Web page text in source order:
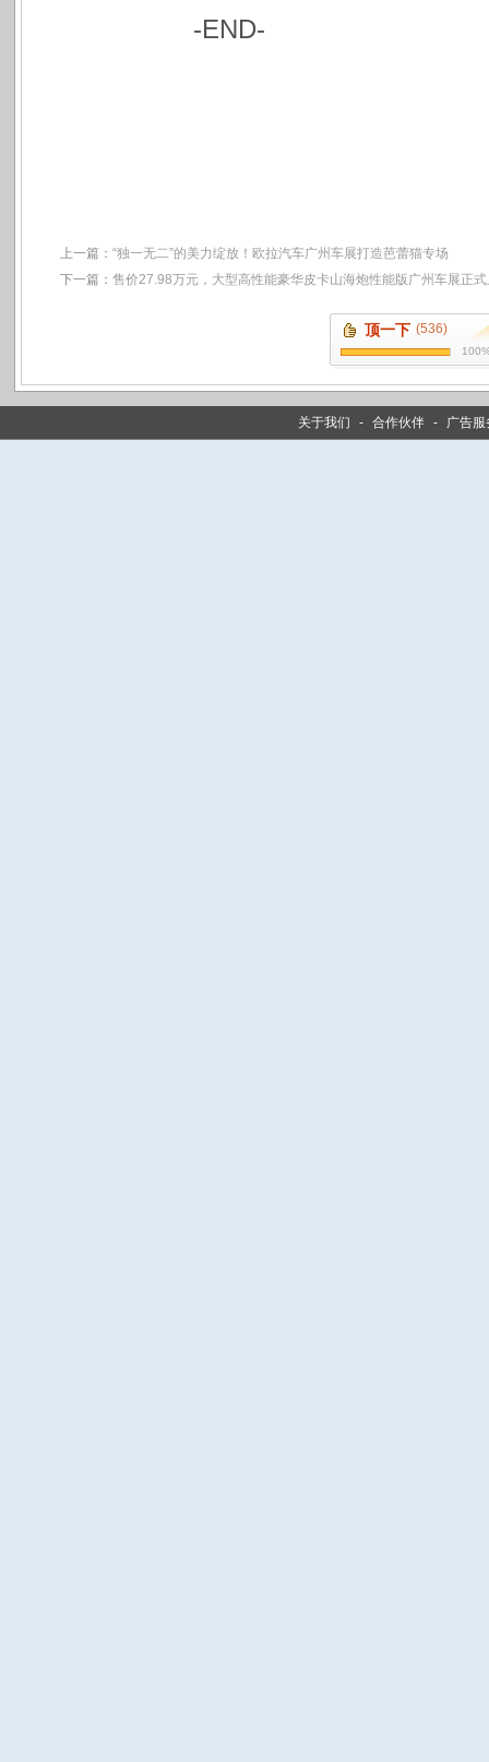
-END-
上一篇： “独一无二”的美力绽放！欧拉汽车广州车展打造芭蕾猫专场
下一篇： 售价27.98万元，大型高性能豪华皮卡山海炮性能版广州车展正
顶一下 (536)
关于我们 - 合作伙伴 - 广告服